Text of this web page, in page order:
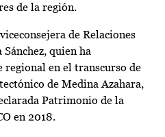
de la región.
de Relaciones
quien ha
regional en el transcurso de
de Medina Azahara,
Patrimonio de la
en 2018.